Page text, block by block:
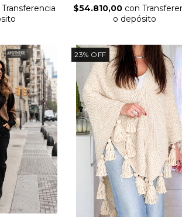
Transferencia
$54.810,00 con
o depósito
23% OFF